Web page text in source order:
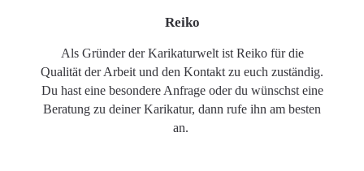
Reiko
Als Gründer der Karikaturwelt ist Reiko für die
Qualität der Arbeit und den Kontakt zu euch zuständig.
Du hast eine besondere Anfrage oder du wünschst eine
Beratung zu deiner Karikatur, dann rufe ihn am besten
an.